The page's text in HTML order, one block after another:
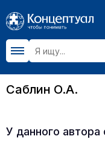
Саблин О.А.
У данного